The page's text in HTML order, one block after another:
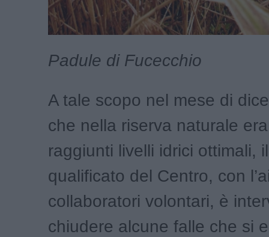
Padule di Fucecchio
A tale scopo nel mese di
che nella riserva naturale
raggiunti livelli idrici ottimali,
qualificato del Centro, con
collaboratori volontari, è
chiudere alcune falle che si